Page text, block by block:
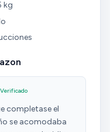
kg
completase el
se acomodaba